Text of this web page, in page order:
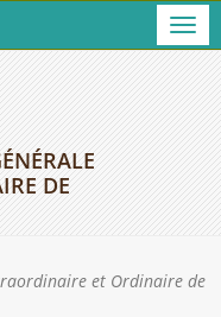
DE
et Ordinaire de